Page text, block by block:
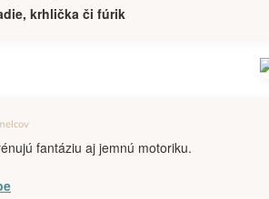
krhlička či fúrik
fantáziu aj jemnú motoriku.